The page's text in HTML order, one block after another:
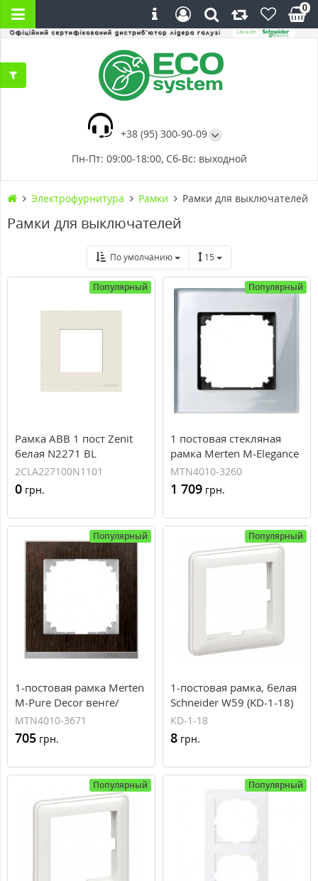
+38 (95) 300-90-09
Пн-Пт: 09:00-18:00, Сб-Вс: выходной
0
Электрофурнитура Рамки Рамки для выключателей
Рамки для выключателей
По умолчанию 15
Популярный
Рамка ABB 1 пост Zenit
белая N2271 BL
(2CLA227100N1101)
2CLA227100N1101
0 грн.
Популярный
1 постовая стекляная
рамка Merten M-Elegance
бриллиантовое серебро
(MTN4010-3260)
MTN4010-3260
1 709 грн.
Популярный
1-постовая рамка Merten
M-Pure Decor венге/
алюминий (MTN4010-
3671)
MTN4010-3671
705 грн.
Популярный
1-постовая рамка, белая
Schneider W59 (KD-1-18)
KD-1-18
8 грн.
Популярный Популярный